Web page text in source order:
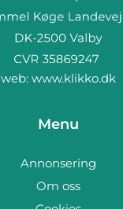
web: www.klikko.dk
Menu
Annonsering
Om oss